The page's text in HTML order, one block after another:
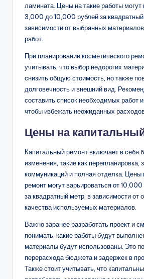
ламината. Цены на такие работы могут
3,000 до 10,000 рублей за
зависимости от выбранных
работ.
При планировании косметического
учитывать, что выбор недорогих
снизить общую стоимость, но также
долговечность и внешний вид.
составить список необходимых работ
чтобы избежать неожиданных
Цены на
Капитальный ремонт включает в себя
изменения, такие как перепланировка,
коммуникаций и полная отделка. Цены
ремонт могут варьироваться от
за квадратный метр, в зависимости от
качества используемых материалов.
Важно заранее разработать проект и
понимать, какие работы будут
материалы будут использованы. Это
перерасхода бюджета и задержек в
Также стоит учитывать, что